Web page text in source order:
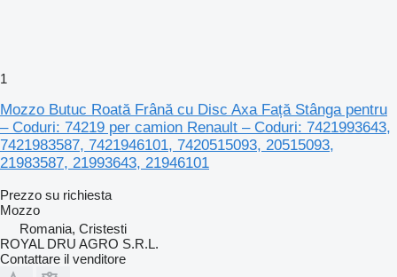
1
Mozzo Butuc Roată Frână cu Disc Axa Față Stânga pentru
– Coduri: 74219 per camion Renault – Coduri: 7421993643,
7421983587, 7421946101, 7420515093, 20515093,
21983587, 21993643, 21946101
Prezzo su richiesta
Mozzo
Romania, Cristesti
ROYAL DRU AGRO S.R.L.
Contattare il venditore